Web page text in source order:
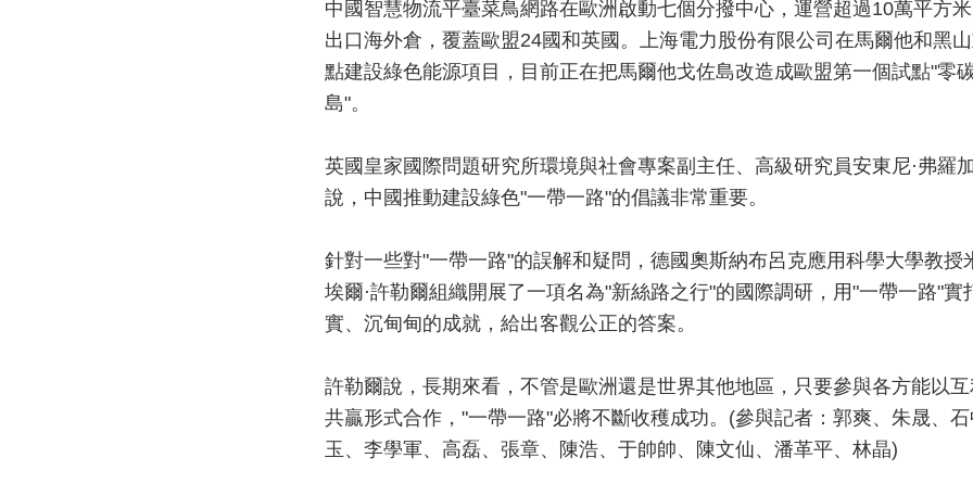
中國智慧物流平臺菜鳥網路在歐洲啟動七個分撥中心，運營超過10萬平方
出口海外倉，覆蓋歐盟24國和英國。上海電力股份有限公司在馬爾他和黑
點建設綠色能源項目，目前正在把馬爾他戈佐島改造成歐盟第一個試點"零
島"。
英國皇家國際問題研究所環境與社會專案副主任、高級研究員安東尼·弗羅
說，中國推動建設綠色"一帶一路"的倡議非常重要。
針對一些對"一帶一路"的誤解和疑問，德國奧斯納布呂克應用科學大學教授
埃爾·許勒爾組織開展了一項名為"新絲路之行"的國際調研，用"一帶一路"實
實、沉甸甸的成就，給出客觀公正的答案。
許勒爾說，長期來看，不管是歐洲還是世界其他地區，只要參與各方能以互
共贏形式合作，"一帶一路"必將不斷收穫成功。(參與記者：郭爽、朱晟、石
玉、李學軍、高磊、張章、陳浩、于帥帥、陳文仙、潘革平、林晶)